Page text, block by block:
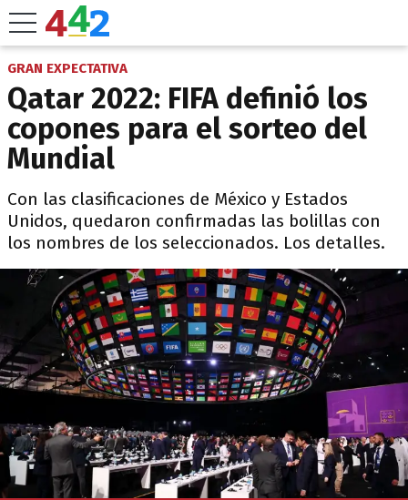
GRAN EXPECTATIVA
Qatar 2022: FIFA definió los
copones para el sorteo del
Mundial
Con las clasificaciones de México y Estados
Unidos, quedaron confirmadas las bolillas con
los nombres de los seleccionados. Los detalles.